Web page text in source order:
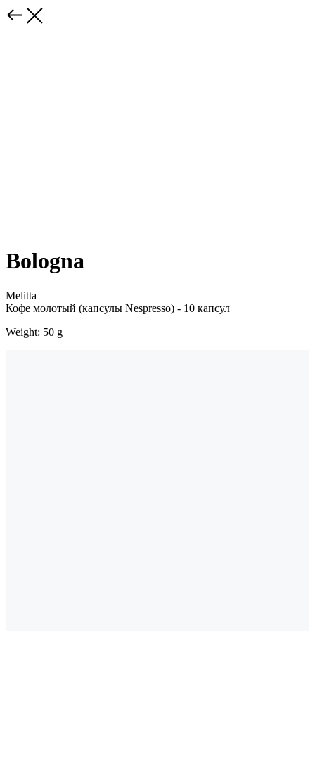
Bologna
Melitta
Кофе молотый (капсулы Nespresso) - 10 капсул
Weight: 50 g